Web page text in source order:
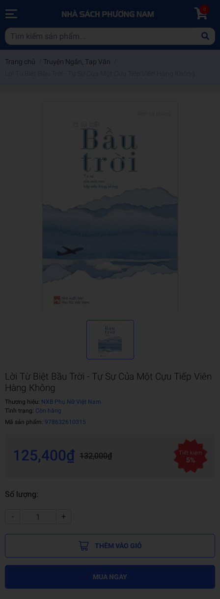
0
Trang chủ Truyện Ngắn, Tạp Văn
Lời Từ Biệt Bầu Trời - Tự Sự Của Một Cựu Tiếp Viên
Hàng Không
Thương hiệu: NXB Phụ Nữ Việt Nam
Tình trạng: Còn hàng
Mã sản phẩm: 978632610315
125,400₫ 132,000₫ Tiết kiệm
5%
Số lượng:
- +
THÊM VÀO GIỎ
MUA NGAY